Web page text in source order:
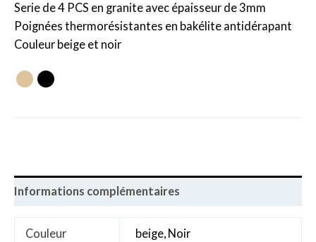
Serie de 4 PCS en granite avec épaisseur de 3mm
Poignées thermorésistantes en bakélite antidérapant
Couleur beige et noir
Informations complémentaires
Couleur beige, Noir